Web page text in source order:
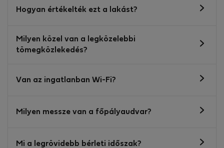
Hogyan értékelték ezt a lakást?
Milyen közel van a legközelebbi
tömegközlekedés?
Van az ingatlanban Wi-Fi?
Milyen messze van a főpályaudvar?
Mi a legrövidebb bérleti időszak?